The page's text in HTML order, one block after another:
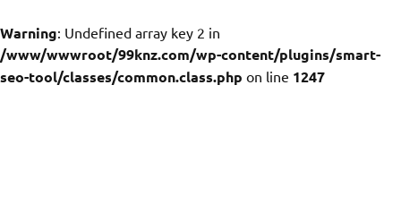
Warning: Undefined array key 2 in
/www/wwwroot/99knz.com/wp-content/plugins/smart-
seo-tool/classes/common.class.php on line 1247